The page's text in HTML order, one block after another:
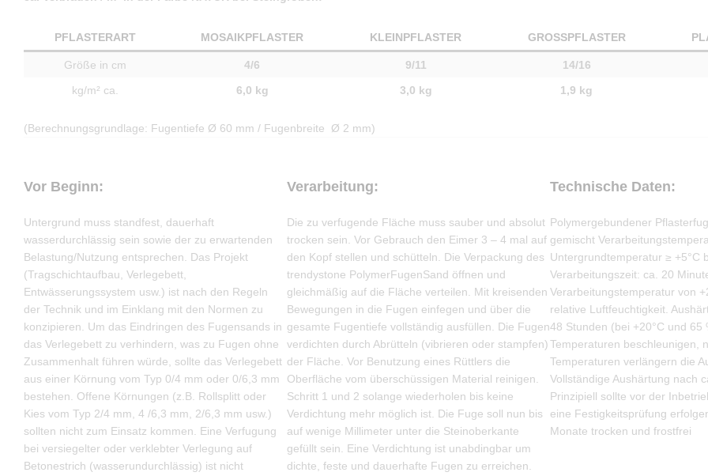
PFLASTERART MOSAIKPFLASTER KLEINPFLASTER GROSSPFLASTER
Größe in cm 4/6 9/11 14/16
kg/m² ca.
6,0 kg 3,0 kg 1,9 kg
(Berechnungsgrundlage: Fugentiefe Ø 60 mm / Fugenbreite Ø 2 mm)
Vor Beginn:
Untergrund muss standfest, dauerhaft
wasserdurchlässig sein sowie der zu erwartenden
Belastung/Nutzung entsprechen. Das Projekt
(Tragschichtaufbau, Verlegebett,
Entwässerungssystem usw.) ist nach den Regeln
der Technik und im Einklang mit den Normen zu
konzipieren. Um das Eindringen des Fugensands in
das Verlegebett zu verhindern, was zu Fugen ohne
Zusammenhalt führen würde, sollte das Verlegebett
aus einer Körnung vom Typ 0/4 mm oder 0/6,3 mm
bestehen. Offene Körnungen (z.B. Rollsplitt oder
Kies vom Typ 2/4 mm, 4 /6,3 mm, 2/6,3 mm usw.)
sollten nicht zum Einsatz kommen. Eine Verfugung
bei versiegelter oder verklebter Verlegung auf
Betonestrich (wasserundurchlässig) ist nicht
Verarbeitung:
Die zu verfugende Fläche muss sauber und absolut
trocken sein. Vor Gebrauch den Eimer 3 – 4 mal auf
den Kopf stellen und schütteln. Die Verpackung des
trendystone PolymerFugenSand öffnen und
gleichmäßig auf die Fläche verteilen. Mit kreisenden
Bewegungen in die Fugen einfegen und über die
gesamte Fugentiefe vollständig ausfüllen. Die Fugen
verdichten durch Abrütteln (vibrieren oder stampfen)
der Fläche. Vor Benutzung eines Rüttlers die
Oberfläche vom überschüssigen Material reinigen.
Schritt 1 und 2 solange wiederholen bis keine
Verdichtung mehr möglich ist. Die Fuge soll nun bis
auf wenige Millimeter unter die Steinoberkante
gefüllt sein. Eine Verdichtung ist unabdingbar um
dichte, feste und dauerhafte Fugen zu erreichen.
Technische Daten:
Polymergebundener
gemischt
Untergrundtemperatur ≥ +5°C
Verarbeitungszeit: ca. 20
Verarbeitungstemperatur von
relative Luftfeuchtigkeit.
48 Stunden (bei +20°C und 65
Temperaturen beschleunigen,
Temperaturen verlängern die
Vollständige Aushärtung nach
Prinzipiell sollte vor der
eine Festigkeitsprüfung
Monate trocken und frostfrei